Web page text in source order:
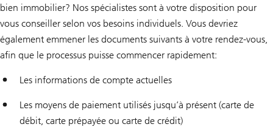
bien immobilier? Nos spécialistes sont à votre disposition pour
vous conseiller selon vos besoins individuels. Vous devriez
également emmener les documents suivants à votre rendez-vous,
afin que le processus puisse commencer rapidement:
Les informations de compte actuelles
Les moyens de paiement utilisés jusqu’à présent (carte de
débit, carte prépayée ou carte de crédit)